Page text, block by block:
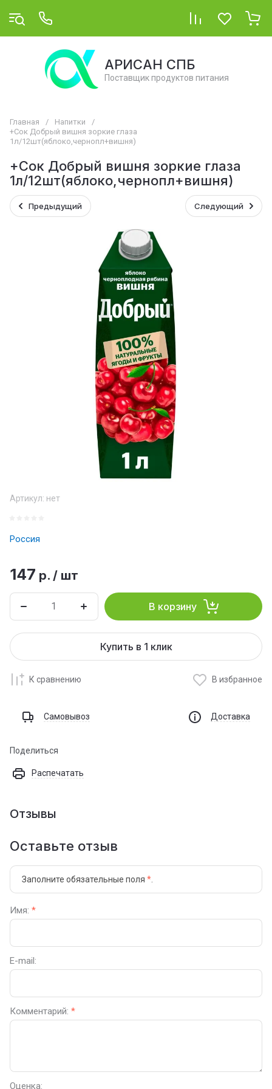
АРИСАН СПБ
Поставщик продуктов питания
Главная / Напитки
/
+Сок Добрый вишня зоркие глаза
1л/12шт(яблоко,чернопл+вишня)
+Сок Добрый вишня зоркие глаза
1л/12шт(яблоко,чернопл+вишня)
Предыдущий Следующий
Артикул: нет
Россия
147 р. / шт
В корзину
Купить в 1 клик
К сравнению В избранное
Самовывоз Доставка
Поделиться
Распечатать
Отзывы
Оставьте отзыв
Заполните обязательные поля *
Имя: *
E-mail:
Комментарий: *
Оценка: